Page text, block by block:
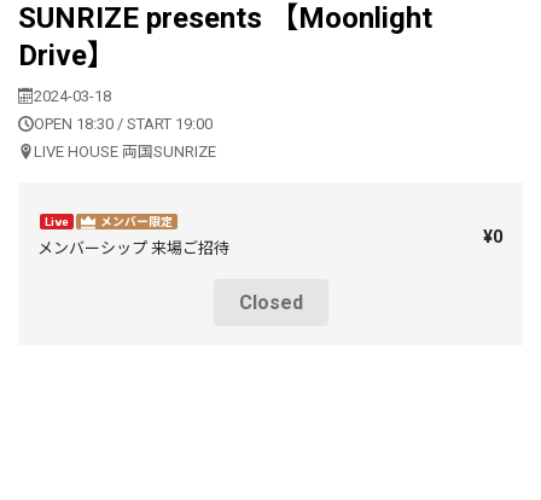
SUNRIZE presents 【Moonlight
Drive】
2024-03-18
OPEN 18:30 / START 19:00
LIVE HOUSE 両国SUNRIZE
Live メンバー限定
メンバーシップ 来場ご招待
¥0
Closed